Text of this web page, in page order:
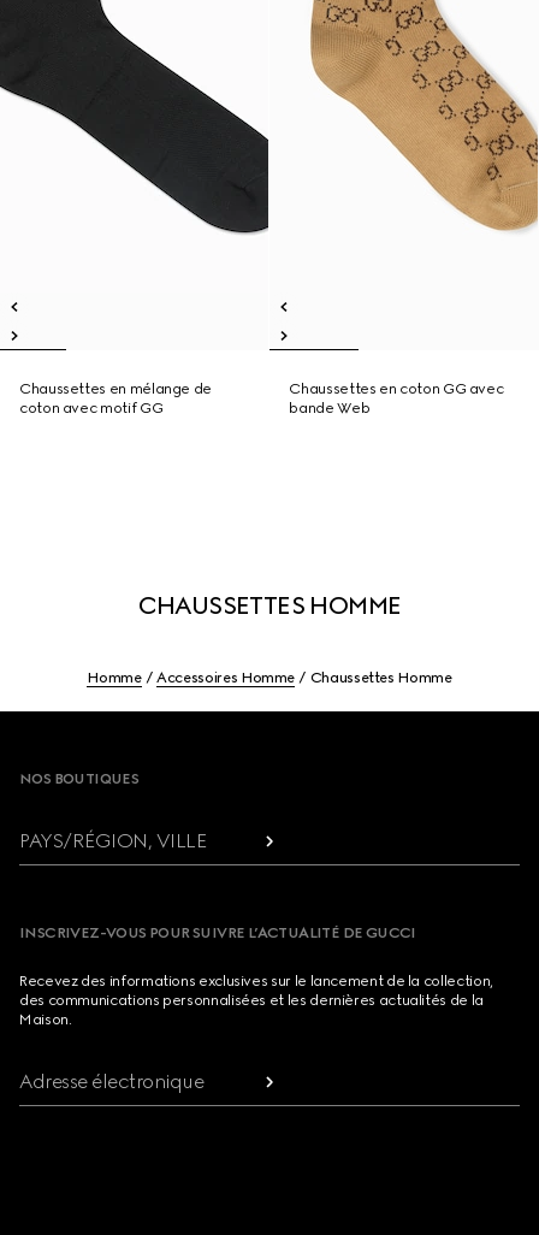
Chaussettes en mélange de
coton avec motif GG
Chaussettes en coton GG avec
bande Web
CHAUSSETTES HOMME
Homme Accessoires Homme Chaussettes Homme
NOS BOUTIQUES
PAYS/RÉGION, VILLE
INSCRIVEZ-VOUS POUR SUIVRE L’ACTUALITÉ DE GUCCI
Recevez des informations exclusives sur le lancement de la collection,
des communications personnalisées et les dernières actualités de la
Maison.
Adresse électronique